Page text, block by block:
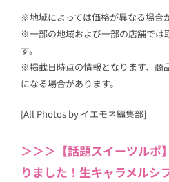
※地域によっては価格が異なる場合
※一部の地域および一部の店舗では
す。
※掲載日時点の情報となります、商
になる場合があります。
[All Photos by イエモネ編集部]
＞＞＞【話題スイーツルポ
りました！生キャラメルシ